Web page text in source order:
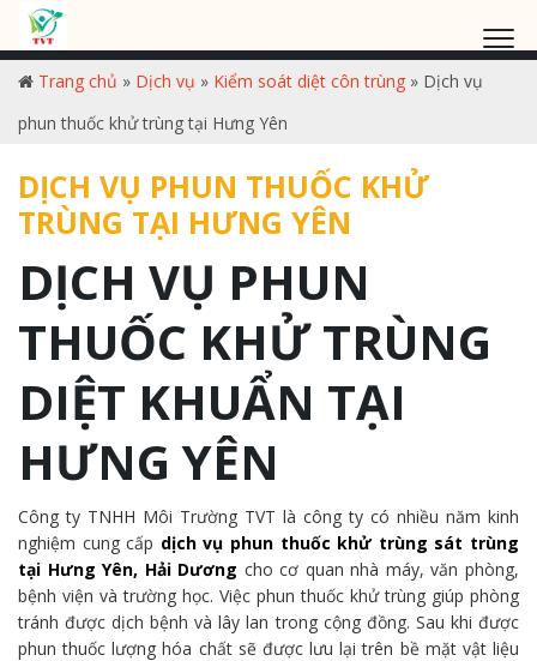
Trang chủ » Dịch vụ » Kiểm soát diệt côn trùng » Dịch vụ
phun thuốc khử trùng tại Hưng Yên
DỊCH VỤ PHUN THUỐC KHỬ
TRÙNG TẠI HƯNG YÊN
DỊCH VỤ PHUN
THUỐC KHỬ TRÙNG
DIỆT KHUẨN TẠI
HƯNG YÊN
Công ty TNHH Môi Trường TVT là công ty có nhiều năm kinh
nghiệm cung cấp dịch vụ phun thuốc khử trùng sát trùng
tại Hưng Yên, Hải Dương cho cơ quan nhà máy, văn phòng,
bệnh viện và trường học. Việc phun thuốc khử trùng giúp phòng
tránh được dịch bệnh và lây lan trong cộng đồng. Sau khi được
phun thuốc lượng hóa chất sẽ được lưu lại trên bề mặt vật liệu